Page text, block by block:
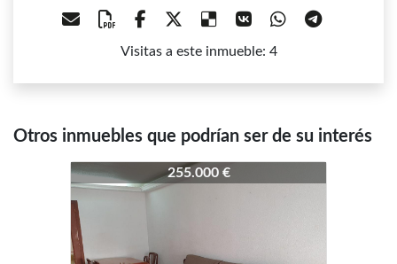
Visitas a este inmueble: 4
Otros inmuebles que podrían ser de su interés
4295-4324
255.000 €
4295-4324